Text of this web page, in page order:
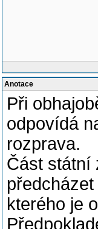
Anotace
Při
odpovídá
rozprava.
Část státní
kterého je